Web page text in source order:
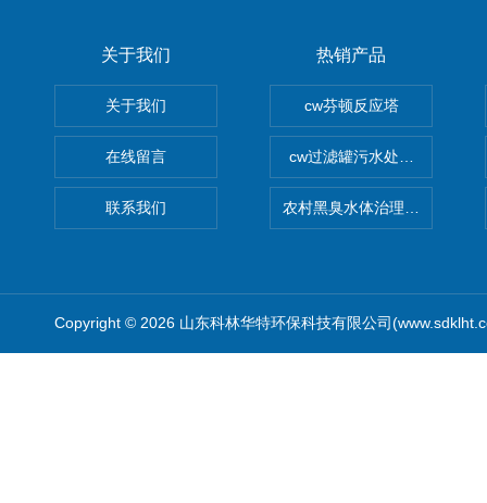
关于我们
关于我们
在线留言
联系我们
热销产品
cw芬顿反应塔
cw过滤罐污水处理设备 多介
农村黑臭水体治理设备
Copyright © 2026 山东科林华特环保科技有限公司